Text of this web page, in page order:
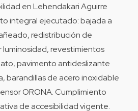
en Lehendakari Aguirre
integral ejecutado: bajada a
redistribución de
luminosidad, revestimientos
pavimento antideslizante
barandillas de acero inoxidable
ORONA. Cumplimiento
de accesibilidad vigente.